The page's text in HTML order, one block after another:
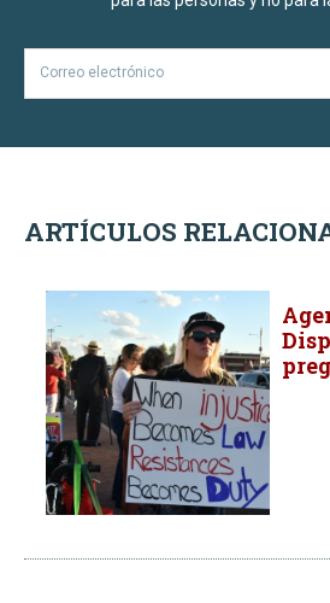
ARTÍCULOS